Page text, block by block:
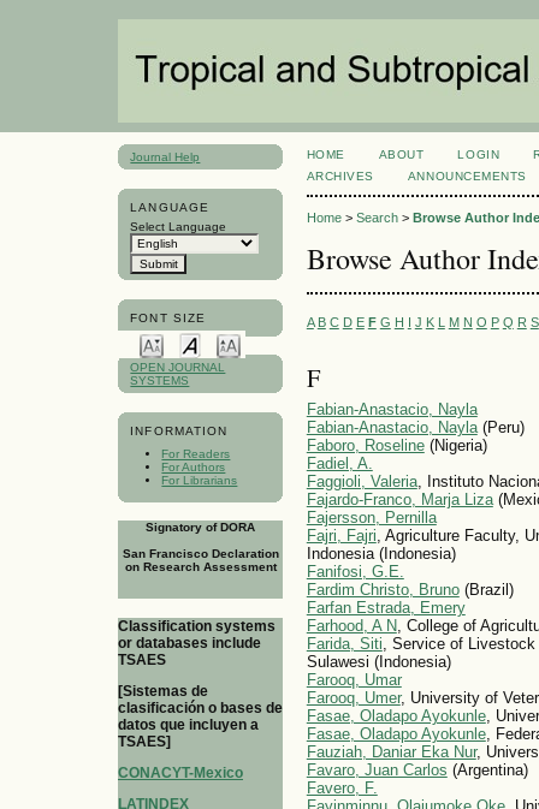
Journal Help
LANGUAGE
Select Language
FONT SIZE
OPEN JOURNAL
SYSTEMS
INFORMATION
For Readers
For Authors
For Librarians
Signatory of DORA
San Francisco Declaration
on Research Assessment
Classification systems
or databases include
TSAES
[Sistemas de
clasificación o bases de
datos que incluyen a
TSAES]
CONACYT-Mexico
LATINDEX
HOME ABOUT LOGIN
ARCHIVES
ANNOUNCEMENTS
Home> Search> Browse Author
Browse Author
A B C D E F G H I J K L M N O P Q R S
F
Fabian-Anastacio, Nayla
Fabian-Anastacio, Nayla(Peru)
Faboro, Roseline(Nigeria)
Fadiel, A.
Faggioli, Valeria, Instituto
Fajardo-Franco, Marja Liza
Fajersson, Pernilla
Fajri, Fajri, Agriculture Faculty,
Indonesia (Indonesia)
Fanifosi, G.E.
Fardim Christo, Bruno(Brazil)
Farfan Estrada, Emery
Farhood, A N, College of
Farida, Siti, Service of
Sulawesi (Indonesia)
Farooq, Umar
Farooq, Umer, University of
Fasae, Oladapo Ayokunle,
Fasae, Oladapo Ayokunle,
Fauziah, Daniar Eka Nur,
Favaro, Juan Carlos (Argentina)
Favero, F.